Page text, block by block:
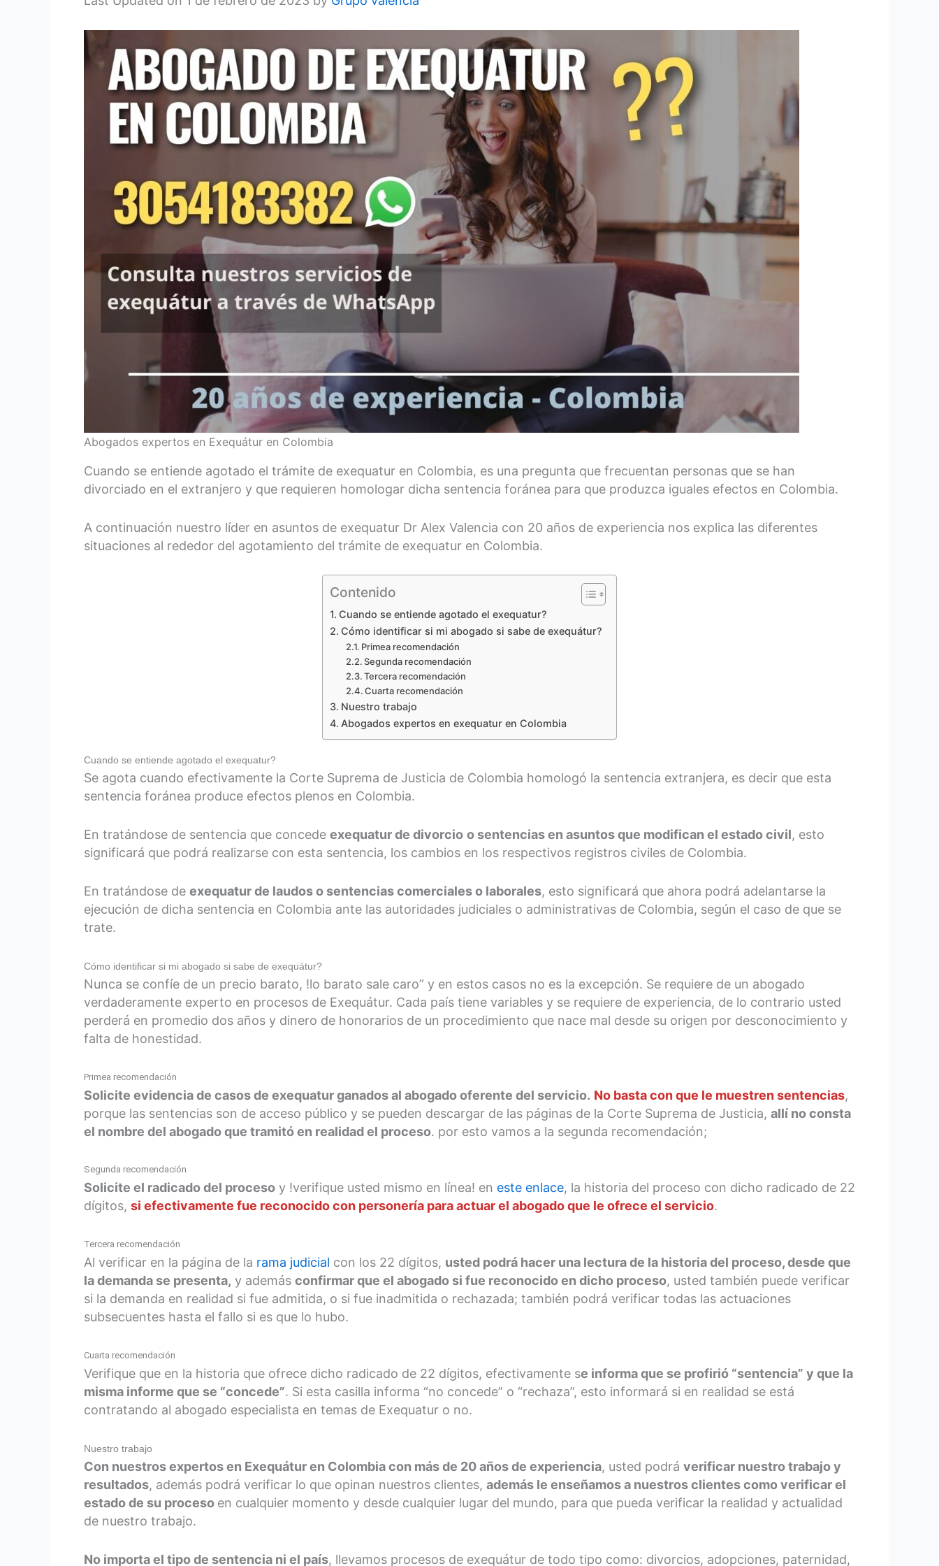
Abogados expertos en Exequátur en Colombia
Cuando se entiende agotado el trámite de exequatur en Colombia, es una pregunta que frecuentan personas que se han
divorciado en el extranjero y que requieren homologar dicha sentencia foránea para que produzca iguales efectos en Colombia.
A continuación nuestro líder en asuntos de exequatur Dr Alex Valencia con 20 años de experiencia nos explica las diferentes
situaciones al rededor del agotamiento del trámite de exequatur en Colombia.
Contenido
Cuando se entiende agotado el exequatur?
Cómo identificar si mi abogado si sabe de exequátur?
Primea recomendación
Segunda recomendación
Tercera recomendación
Cuarta recomendación
Nuestro trabajo
Abogados expertos en exequatur en Colombia
Cuando se entiende agotado el exequatur?
Se agota cuando efectivamente la Corte Suprema de Justicia de Colombia homologó la sentencia extranjera, es decir que esta
sentencia foránea produce efectos plenos en Colombia.
En tratándose de sentencia que concede exequatur de divorcio o sentencias en asuntos que modifican el estado civil, esto
significará que podrá realizarse con esta sentencia, los cambios en los respectivos registros civiles de Colombia.
En tratándose de exequatur de laudos o sentencias comerciales o laborales, esto significará que ahora podrá adelantarse la
ejecución de dicha sentencia en Colombia ante las autoridades judiciales o administrativas de Colombia, según el caso de que se
trate.
Cómo identificar si mi abogado si sabe de exequátur?
Nunca se confíe de un precio barato, !lo barato sale caro” y en estos casos no es la excepción. Se requiere de un abogado
verdaderamente experto en procesos de Exequátur. Cada país tiene variables y se requiere de experiencia, de lo contrario usted
perderá en promedio dos años y dinero de honorarios de un procedimiento que nace mal desde su origen por desconocimiento y
falta de honestidad.
Primea recomendación
Solicite evidencia de casos de exequatur ganados al abogado oferente del servicio. No basta con que le muestren sentencias,
porque las sentencias son de acceso público y se pueden descargar de las páginas de la Corte Suprema de Justicia, allí no consta
el nombre del abogado que tramitó en realidad el proceso. por esto vamos a la segunda recomendación;
Segunda recomendación
Solicite el radicado del proceso y !verifique usted mismo en línea! en este enlace, la historia del proceso con dicho radicado de 22
dígitos, si efectivamente fue reconocido con personería para actuar el abogado que le ofrece el servicio.
Tercera recomendación
Al verificar en la página de la rama judicial con los 22 dígitos, usted podrá hacer una lectura de la historia del proceso, desde que
la demanda se presenta, y además confirmar que el abogado si fue reconocido en dicho proceso, usted también puede verificar
si la demanda en realidad si fue admitida, o si fue inadmitida o rechazada; también podrá verificar todas las actuaciones
subsecuentes hasta el fallo si es que lo hubo.
Cuarta recomendación
Verifique que en la historia que ofrece dicho radicado de 22 dígitos, efectivamente se informa que se profirió “sentencia” y que la
misma informe que se “concede”. Si esta casilla informa “no concede” o “rechaza”, esto informará si en realidad se está
contratando al abogado especialista en temas de Exequatur o no.
Nuestro trabajo
Con nuestros expertos en Exequátur en Colombia con más de 20 años de experiencia, usted podrá verificar nuestro trabajo y
resultados, además podrá verificar lo que opinan nuestros clientes, además le enseñamos a nuestros clientes como verificar el
estado de su proceso en cualquier momento y desde cualquier lugar del mundo, para que pueda verificar la realidad y actualidad
de nuestro trabajo.
No importa el tipo de sentencia ni el país, llevamos procesos de exequátur de todo tipo como: divorcios, adopciones, paternidad,